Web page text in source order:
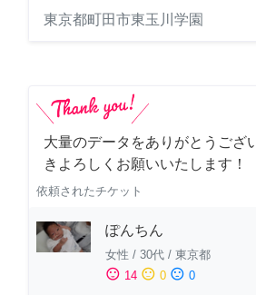
東京都町田市東玉川学園
大量のデータをありがとうござ
きよろしくお願いいたします！
依頼されたチケット
ぽんちん
女性 / 30代 / 東京都
sentiment_satisfied 14 sentiment_neutral 0 sentiment_dissatisfied 0